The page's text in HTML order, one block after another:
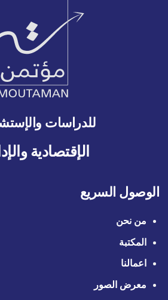
للدراسات
الإقتصادية
الوصول السريع
من نحن
المكتبة
اعمالنا
معرض الصور